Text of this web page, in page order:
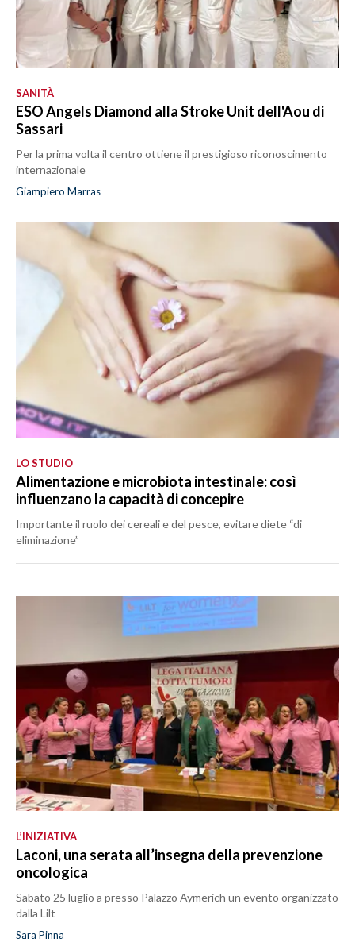
SANITÀ
ESO Angels Diamond alla Stroke Unit dell'Aou di
Sassari
Per la prima volta il centro ottiene il prestigioso riconoscimento
internazionale
Giampiero Marras
LO STUDIO
Alimentazione e microbiota intestinale: così
influenzano la capacità di concepire
Importante il ruolo dei cereali e del pesce, evitare diete “di
eliminazione”
L’INIZIATIVA
Laconi, una serata all’insegna della prevenzione
oncologica
Sabato 25 luglio a presso Palazzo Aymerich un evento organizzato
dalla Lilt
Sara Pinna